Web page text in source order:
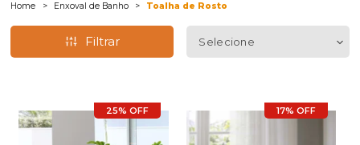
Home Enxoval de Banho Toalha de Rosto
Filtrar
25% OFF 17% OFF